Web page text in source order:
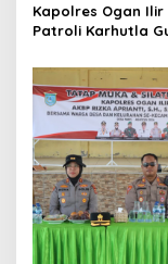
Kapolres Ogan Ilir
Patroli Karhutla
Perkuat
Hadapi Musim